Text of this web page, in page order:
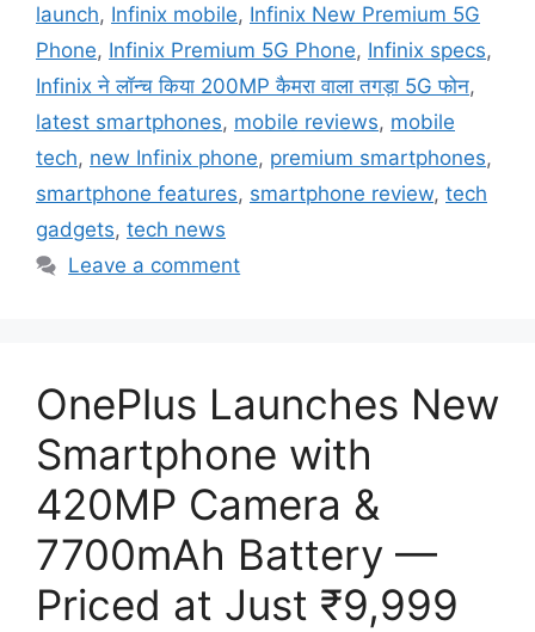
launch, Infinix mobile, Infinix New Premium 5G
Phone, Infinix Premium 5G Phone, Infinix specs,
Infinix ने लॉन्च किया 200MP कैमरा वाला तगड़ा 5G फोन,
latest smartphones, mobile reviews, mobile
tech, new Infinix phone, premium smartphones,
smartphone features, smartphone review, tech
gadgets, tech news
Leave a comment
OnePlus Launches New
Smartphone with
420MP Camera &
7700mAh Battery —
Priced at Just ₹9,999